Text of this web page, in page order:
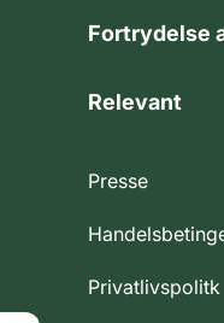
Fortrydelse
Relevant
Presse
Privatlivspolitk